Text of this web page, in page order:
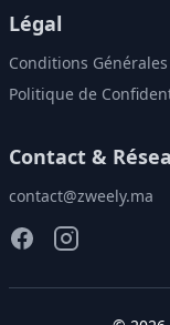
Légal
Conditions Générales
Politique de
Contact &
contact@zweely.ma